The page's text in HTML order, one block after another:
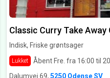
Classic Curry Take Away
Indisk, Friske grøntsager
Lukket Åbent Fre. fra 16:00 til
Dalumvej 69, 5250 Odense SV